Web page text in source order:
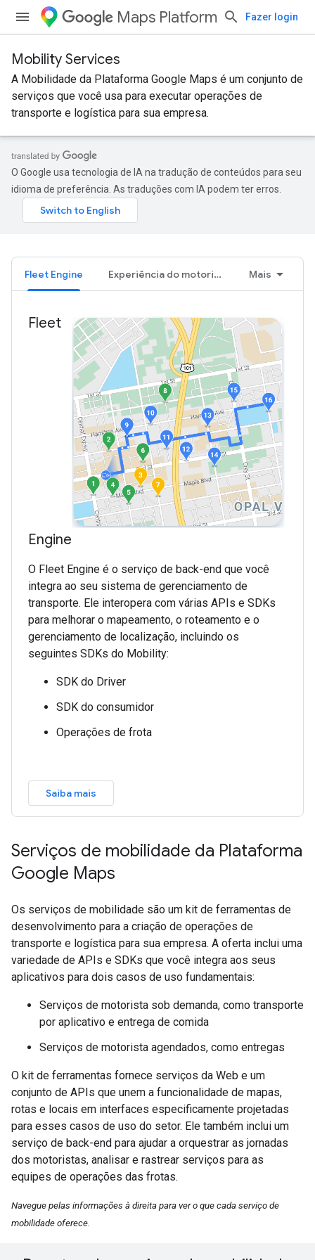
Maps Platform Fazer login
Mobility Services
A Mobilidade da Plataforma Google Maps é um conjunto de
serviços que você usa para executar operações de
transporte e logística para sua empresa.
O Google usa tecnologia de IA na tradução de conteúdos para seu
idioma de preferência. As traduções com IA podem ter erros.
Fleet Engine Experiência do motorista Mais
Fleet
Engine
O Fleet Engine é o serviço de back-end que você
integra ao seu sistema de gerenciamento de
transporte. Ele interopera com várias APIs e SDKs
para melhorar o mapeamento, o roteamento e o
gerenciamento de localização, incluindo os
seguintes SDKs do Mobility:
SDK do Driver
SDK do consumidor
Operações de frota
Saiba mais
Serviços de mobilidade da Plataforma
Google Maps
Os serviços de mobilidade são um kit de ferramentas de
desenvolvimento para a criação de operações de
transporte e logística para sua empresa. A oferta inclui uma
variedade de APIs e SDKs que você integra aos seus
aplicativos para dois casos de uso fundamentais:
Serviços de motorista sob demanda, como transporte
por aplicativo e entrega de comida
Serviços de motorista agendados, como entregas
O kit de ferramentas fornece serviços da Web e um
conjunto de APIs que unem a funcionalidade de mapas,
rotas e locais em interfaces especificamente projetadas
para esses casos de uso do setor. Ele também inclui um
serviço de back-end para ajudar a orquestrar as jornadas
dos motoristas, analisar e rastrear serviços para as
equipes de operações das frotas.
Navegue pelas informações à direita para ver o que cada serviço de
mobilidade oferece.